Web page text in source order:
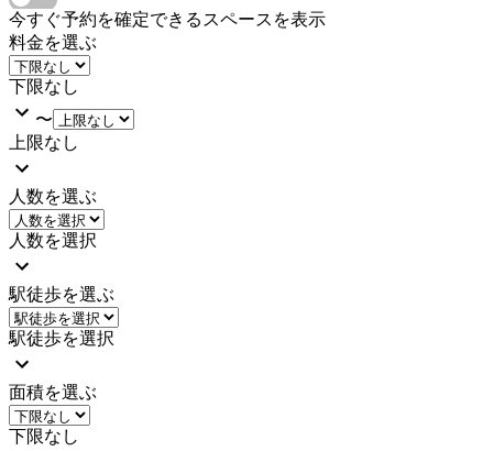
今すぐ予約を確定できるスペースを表示
料金を選ぶ
下限なし
〜
上限なし
人数を選ぶ
人数を選択
駅徒歩を選ぶ
駅徒歩を選択
面積を選ぶ
下限なし